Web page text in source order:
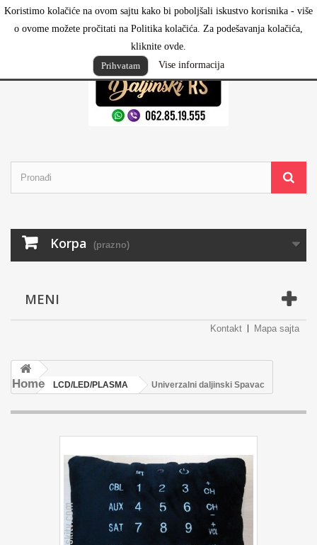
Koristimo kolačiće na ovom sajtu kako bi poboljšali iskustvo korisnika - više
o ovome možete pročitati na Politika kolačića. Za podešavanja kolačića,
kliknite ovde.
Prihvatam
Vise informacija
Prijavi se
Korpa (prazno)
MENI
Kontakt Mapa sajta
Home LCD/LED/PLASMA Univerzalni daljinski Spavac